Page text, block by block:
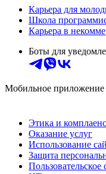
Карьера для
Школа
Карьера в
Боты для
Мобильное приложение
Этика и комплаенс
Оказание услуг
Использование
Защита
Пользовательское